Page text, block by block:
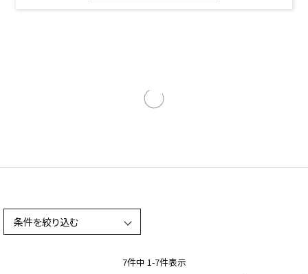
条件を絞り込む
7件中 1-7件表示